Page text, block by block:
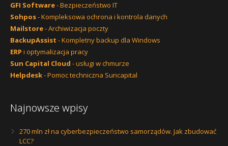
GFI Software- Bezpieczeństwo IT
Sohpos- Kompleksowa ochrona i kontrola danych
Mailstore- Archiwizacja poczty
BackupAssist - Kompletny backup dla Windows
ERP i optymalizacja pracy
Sun Capital Cloud - usługi w chmurze
Helpdesk- Pomoc techniczna Suncapital
Najnowsze wpisy
270 mln zł na cyberbezpieczeństwo samorządów. Jak zbudować
LCC?